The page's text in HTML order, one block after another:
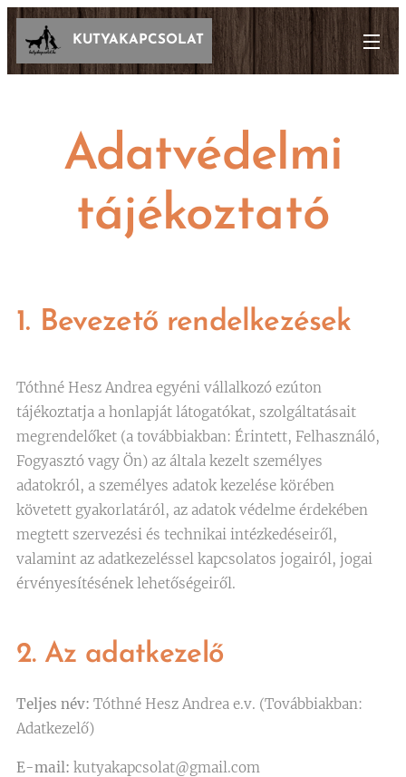
KUTYAKAPCSOLAT
Adatvédelmi
tájékoztató
1. Bevezető rendelkezések
Tóthné Hesz Andrea egyéni vállalkozó ezúton
tájékoztatja a honlapját látogatókat, szolgáltatásait
megrendelőket (a továbbiakban: Érintett, Felhasználó,
Fogyasztó vagy Ön) az általa kezelt személyes
adatokról, a személyes adatok kezelése körében
követett gyakorlatáról, az adatok védelme érdekében
megtett szervezési és technikai intézkedéseiről,
valamint az adatkezeléssel kapcsolatos jogairól, jogai
érvényesítésének lehetőségeiről.
2. Az adatkezelő
Teljes név: Tóthné Hesz Andrea e.v. (Továbbiakban:
Adatkezelő)
E-mail: kutyakapcsolat@gmail.com